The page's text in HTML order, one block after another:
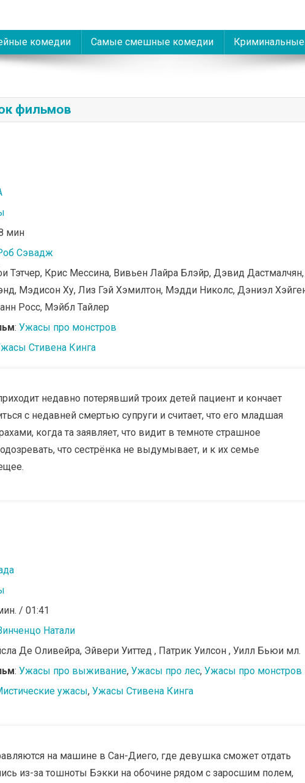
комедии Самые смешные комедии
фильмов
мин
Сэвадж
Тэтчер, Крис Мессина, Вивьен Лайра Блэйр, Дэвид Дастмалчян,
Мэдисон Ху, Лиз Гэй Хэмилтон, Мэдди Николс, Дэниэл
Росс, Мэйбл Тайлер
: Ужасы про монстров
Стивена Кинга
недавно потерявший троих детей пациент и кончает
с недавней смертью супруги и считает, что его младшая
когда та заявляет, что видит в темноте страшное
что сестрёнка не выдумывает, и к их семье
/ 01:41
Натали
Де Оливейра, Эйвери Уиттед , Патрик Уилсон , Уилл Бьюи мл.
: Ужасы про выживание, Ужасы про лес, Ужасы про монстров
ужасы, Ужасы Стивена Кинга
на машине в Сан-Диего, где девушка сможет отдать
из-за тошноты Бэкки на обочине рядом с заросшим полем,